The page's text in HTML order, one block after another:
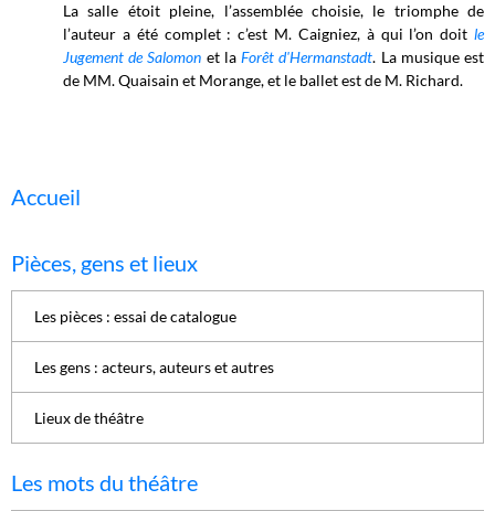
La salle étoit pleine, l’assemblée choisie, le triomphe de
l’auteur a été complet : c’est M. Caigniez, à qui l’on doit le
Jugement de Salomon et la Forêt d'Hermanstadt. La musique est
de MM. Quaisain et Morange, et le ballet est de M. Richard.
Accueil
Pièces, gens et lieux
Les pièces : essai de catalogue
Les gens : acteurs, auteurs et autres
Lieux de théâtre
Les mots du théâtre